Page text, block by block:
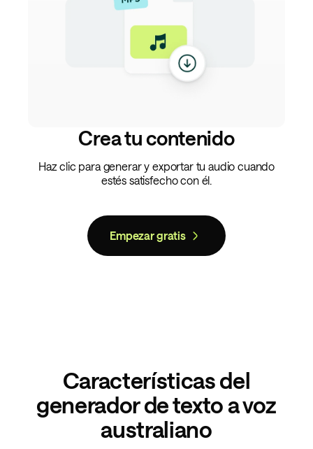
Crea tu contenido
Haz clic para generar y exportar tu audio cuando
estés satisfecho con él.
Empezar gratis
Características del
generador de texto a voz
australiano